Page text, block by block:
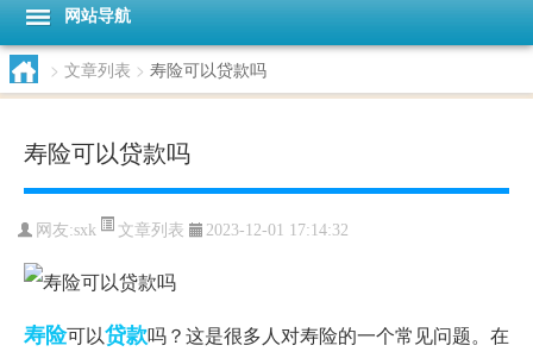
网站导航
> 文章列表 > 寿险可以贷款吗
寿险可以贷款吗
网友:sxk 文章列表 2023-12-01 17:14:32
寿险可以贷款吗？这是很多人对寿险的一个常见问题。在